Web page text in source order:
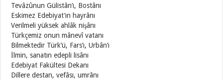
Tevâzûnun Gülistân’ı, Bostânı
Eskimez Edebiyat’ın hayrânı
Verilmeli yüksek ahlâk nişânı
Türkçemiz onun mânevî vatanı
Bilmektedir Türk’ü, Fars’ı, Urbân’ı
İlmin, sanatın edepli lisânı
Edebiyat Fakültesi Dekanı
Dillere destan, vefâsı, umrânı